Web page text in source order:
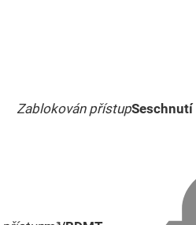
Zablokován přístupSeschnutí